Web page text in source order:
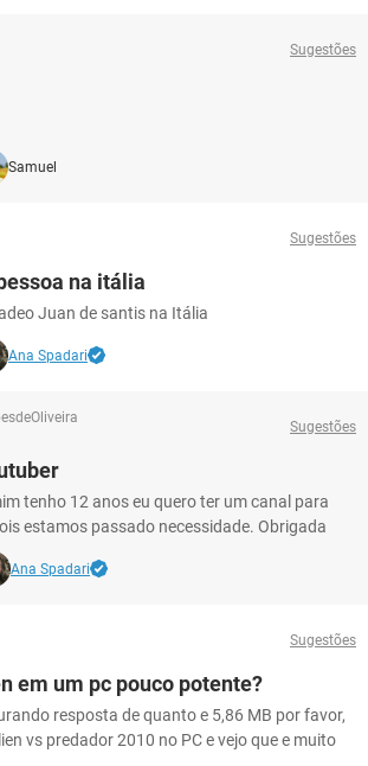
Sugestões
Samuel
Sugestões
na itália
Juan de santis na Itália
Ana Spadari
Sugestões
tenho 12 anos eu quero ter um canal para
estamos passado necessidade. Obrigada
Ana Spadari
Sugestões
em um pc pouco potente?
resposta de quanto e 5,86 MB por favor,
vs predador 2010 no PC e vejo que e muito